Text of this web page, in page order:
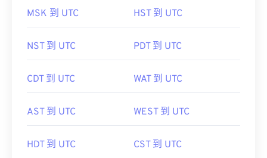
MSK 到 UTC HST 到 UTC
NST 到 UTC PDT 到 UTC
CDT 到 UTC WAT 到 UTC
AST 到 UTC WEST 到 UTC
HDT 到 UTC CST 到 UTC